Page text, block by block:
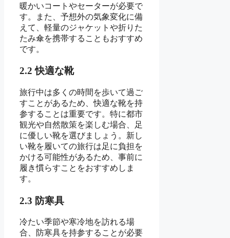
暖かいコートやセーターが必要で
す。また、予想外の気象変化に備
えて、軽量のジャケットや折りた
たみ傘を携帯することもおすすめ
です。
2.2 快適な靴
旅行中は多くの時間を歩いて過ご
すことがあるため、快適な靴を持
参することは重要です。特に都市
観光や自然散策を楽しむ場合、足
に優しい靴を選びましょう。新し
い靴を履いての旅行は足に負担を
かける可能性があるため、事前に
履き慣らすことをおすすめしま
す。
2.3 防寒具
冷たい季節や寒冷地を訪れる場
合、防寒具を持参することが必要